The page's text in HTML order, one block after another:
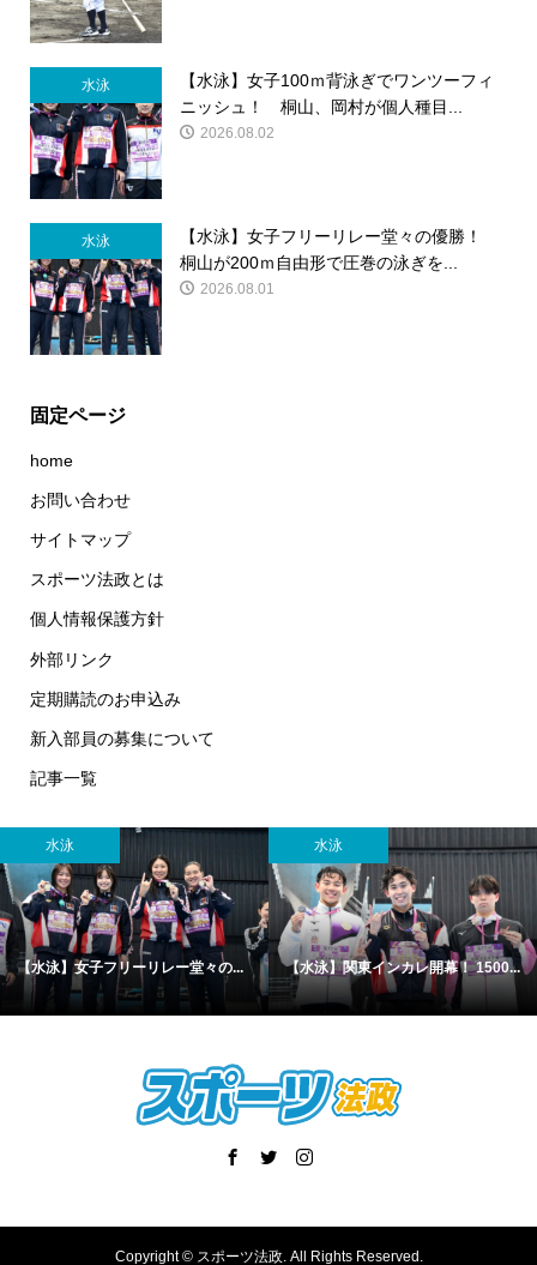
水泳
【水泳】女子100ｍ背泳ぎでワンツーフィ
ニッシュ！ 桐山、岡村が個人種目...
2026.08.02
水泳
【水泳】女子フリーリレー堂々の優勝！
桐山が200ｍ自由形で圧巻の泳ぎを...
2026.08.01
固定ページ
home
お問い合わせ
サイトマップ
スポーツ法政とは
個人情報保護方針
外部リンク
定期購読のお申込み
新入部員の募集について
記事一覧
水泳
【水泳】女子フリーリレー堂々の...
水泳
【水泳】関東インカレ開幕！ 1500...
Copyright ©スポーツ法政. All Rights Reserved.